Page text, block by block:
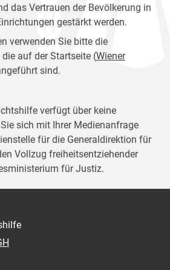
das Vertrauen der Bevölkerung in
gestärkt werden.
verwenden Sie bitte die
auf der Startseite (Wiener
sind.
verfügt über keine
sich mit Ihrer Medienanfrage
für die Generaldirektion für
Vollzug freiheitsentziehender
für Justiz.